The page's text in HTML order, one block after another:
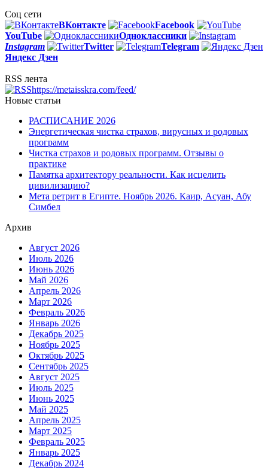
Соц сети
ВКонтакте
Facebook
YouTube
Одноклассники
Instagram
Twitter
Telegram
Яндекс Дзен
RSS лента
https://metaisskra.com/feed/
Новые статьи
РАСПИСАНИЕ 2026
Энергетическая чистка страхов, вирусных и родовых
программ
Чистка страхов и родовых программ. Отзывы о
практике
Памятка архитектору реальности. Как исцелить
цивилизацию?
Мета ретрит в Египте. Ноябрь 2026. Каир, Асуан, Абу
Симбел
Архив
Август 2026
Июль 2026
Июнь 2026
Май 2026
Апрель 2026
Март 2026
Февраль 2026
Январь 2026
Декабрь 2025
Ноябрь 2025
Октябрь 2025
Сентябрь 2025
Август 2025
Июль 2025
Июнь 2025
Май 2025
Апрель 2025
Март 2025
Февраль 2025
Январь 2025
Декабрь 2024